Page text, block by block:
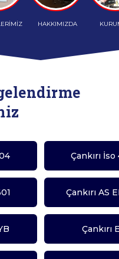
HAKKIMIZDA
Çankırı
Çankırı AS
Çankırı